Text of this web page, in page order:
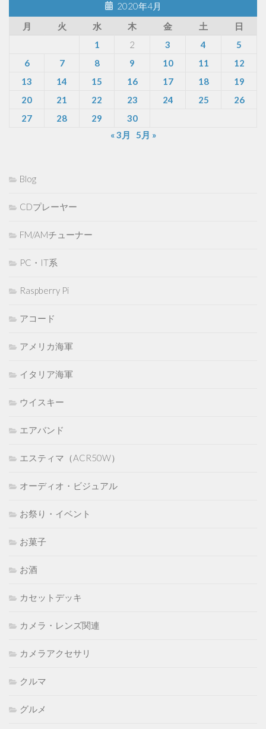
2020年4月
月
火 水 木 金 土
日
1
2 3 4
5
6
7 8 9 10 11
12
13
14 15 16 17 18
19
20
21 22 23 24 25
26
27
28 29
30
« 3月
5月 »
Blog
CDプレーヤー
FM/AMチューナー
PC・IT系
Raspberry Pi
アコード
アメリカ海軍
イタリア海軍
ウイスキー
エアバンド
エスティマ（ACR50W）
オーディオ・ビジュアル
お祭り・イベント
お菓子
お酒
カセットデッキ
カメラ・レンズ関連
カメラアクセサリ
クルマ
グルメ